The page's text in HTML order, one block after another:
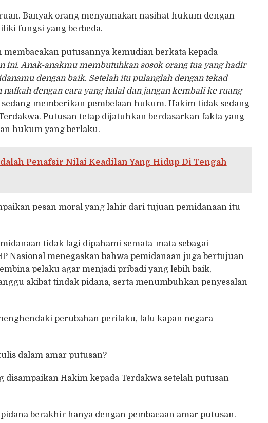
Banyak orang menyamakan nasihat hukum dengan
fungsi yang berbeda.
putusannya kemudian berkata kepada
ini. Anak-anakmu membutuhkan sosok orang tua yang hadir
dengan baik. Setelah itu pulanglah dengan tekad
dengan cara yang halal dan jangan kembali ke ruang
memberikan pembelaan hukum. Hakim tidak sedang
Putusan tetap dijatuhkan berdasarkan fakta yang
hukum yang berlaku.
Penafsir Nilai Keadilan Yang Hidup Di Tengah
pesan moral yang lahir dari tujuan pemidanaan itu
tidak lagi dipahami semata-mata sebagai
Nasional menegaskan bahwa pemidanaan juga bertujuan
pelaku agar menjadi pribadi yang lebih baik,
akibat tindak pidana, serta menumbuhkan penyesalan
perubahan perilaku, lalu kapan negara
dalam amar putusan?
disampaikan Hakim kepada Terdakwa setelah putusan
berakhir hanya dengan pembacaan amar putusan.